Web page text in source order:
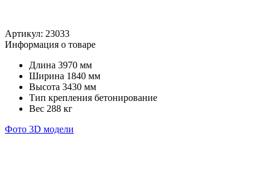
Артикул: 23033
Информация о товаре
Длина 3970 мм
Ширина 1840 мм
Высота 3430 мм
Тип крепления бетонирование
Вес 288 кг
Фото 3D модели